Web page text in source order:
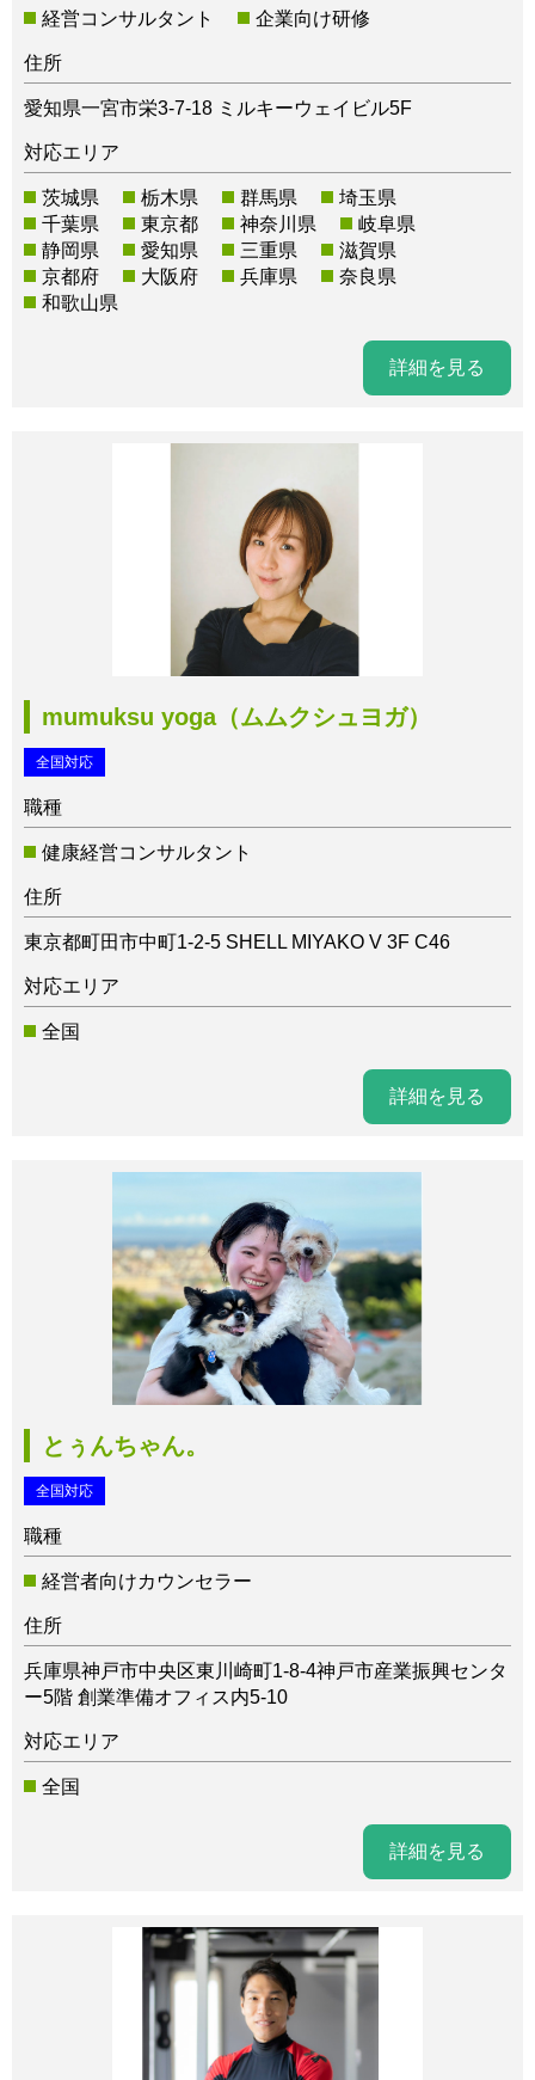
経営コンサルタント 企業向け研修
住所
愛知県一宮市栄3-7-18 ミルキーウェイビル5F
対応エリア
茨城県 栃木県 群馬県
埼玉県
千葉県
東京都 神奈川県
岐阜県
静岡県
愛知県 三重県
滋賀県
京都府
大阪府 兵庫県
奈良県
和歌山県
詳細を見る
mumuksu yoga（ムムクシュヨガ）
全国対応
職種
健康経営コンサルタント
住所
東京都町田市中町1-2-5 SHELL MIYAKO V 3F C46
対応エリア
全国
詳細を見る
とぅんちゃん。
全国対応
職種
経営者向けカウンセラー
住所
兵庫県神戸市中央区東川崎町1-8-4神戸市産業振興センタ
ー5階 創業準備オフィス内5-10
対応エリア
全国
詳細を見る